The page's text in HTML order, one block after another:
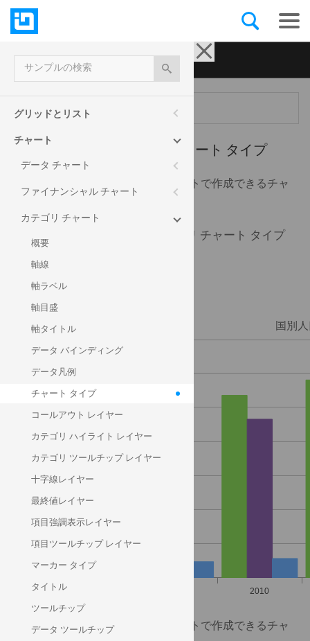
Ignite UI for jQuery| サンプル
メニュー
サンプルの検索
グリッドとリスト
チャート
データ チャート
ファイナンシャル チャート
カテゴリ チャート
概要
軸線
軸ラベル
軸目盛
軸タイトル
データ バインディング
データ凡例
チャート タイプ
コールアウト レイヤー
カテゴリ ハイライト レイヤー
カテゴリ ツールチップ レイヤー
十字線レイヤー
最終値レイヤー
項目強調表示レイヤー
項目ツールチップ レイヤー
マーカー タイプ
タイトル
ツールチップ
データ ツールチップ
カテゴリ チャート - チャート タイプ
このサンプルは、カテゴリ チャートで作成できるチャ
ート タイプを紹介します。
以下のコンボを使用してカテゴリ チャート タイプ
を変更します。
このサンプルは、カテゴリ チャートで作成できるチャ
column
point
line
spline
splineArea
area
stepLine
stepArea
auto